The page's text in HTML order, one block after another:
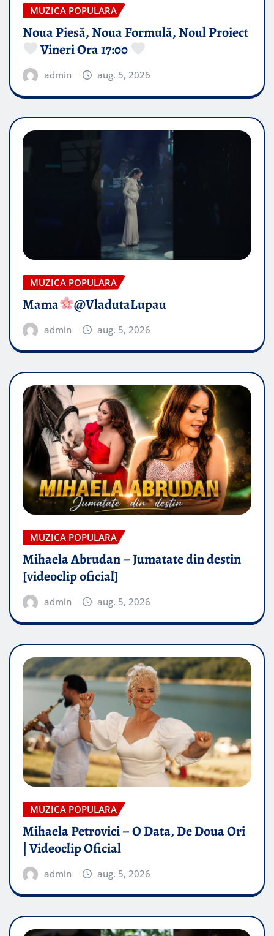
MUZICA POPULARA
Noua Piesă, Noua Formulă, Noul Proiect
Vineri Ora 17:00
admin aug. 5, 2026
MUZICA POPULARA
Mama @VladutaLupau
admin aug. 5, 2026
MUZICA POPULARA
Mihaela Abrudan – Jumatate din destin
[videoclip oficial]
admin aug. 5, 2026
MUZICA POPULARA
Mihaela Petrovici – O Data, De Doua Ori
| Videoclip Oficial
admin aug. 5, 2026